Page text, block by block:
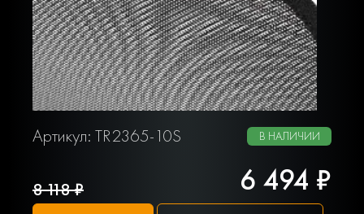
Артикул: TR2365-10S В НАЛИЧИИ
8 118 ₽ 6 494 ₽